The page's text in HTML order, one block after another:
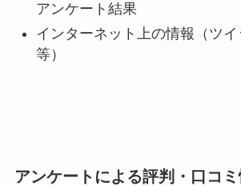
アンケート結果
インターネット上の情報（ツ
等）
アンケートによる評判・口コ